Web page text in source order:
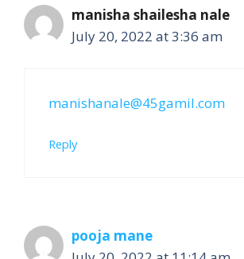
manisha shailesha nale
July 20, 2022 at 3:36 am
manishanale@45gamil.com
Reply
pooja mane